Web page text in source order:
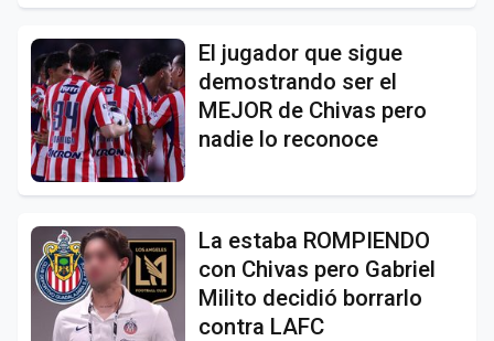
El jugador que sigue
demostrando ser el
MEJOR de Chivas pero
nadie lo reconoce
La estaba ROMPIENDO
con Chivas pero Gabriel
Milito decidió borrarlo
contra LAFC